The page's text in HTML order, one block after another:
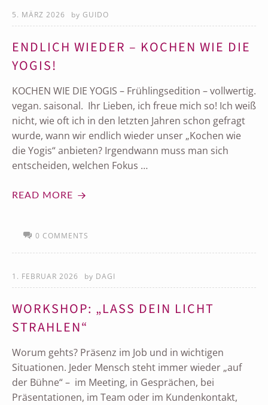
5. MÄRZ 2026 by GUIDO
ENDLICH WIEDER – KOCHEN WIE DIE
YOGIS!
KOCHEN WIE DIE YOGIS – Frühlingsedition – vollwertig.
vegan. saisonal. Ihr Lieben, ich freue mich so! Ich weiß
nicht, wie oft ich in den letzten Jahren schon gefragt
wurde, wann wir endlich wieder unser „Kochen wie
die Yogis“ anbieten? Irgendwann muss man sich
entscheiden, welchen Fokus …
READ MORE
0 COMMENTS
1. FEBRUAR 2026 by DAGI
WORKSHOP: „LASS DEIN LICHT
STRAHLEN“
Worum gehts? Präsenz im Job und in wichtigen
Situationen. Jeder Mensch steht immer wieder „auf
der Bühne“ – im Meeting, in Gesprächen, bei
Präsentationen, im Team oder im Kundenkontakt,